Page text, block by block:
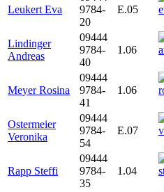
Leukert Eva
9784-
20
E.05
Lindinger
Andreas
09444
9784-
40
1.06
Meyer Rosina
09444
9784-
41
1.06
Ostermeier
Veronika
09444
9784-
54
E.07
Rapp Steffi
09444
9784-
35
1.04